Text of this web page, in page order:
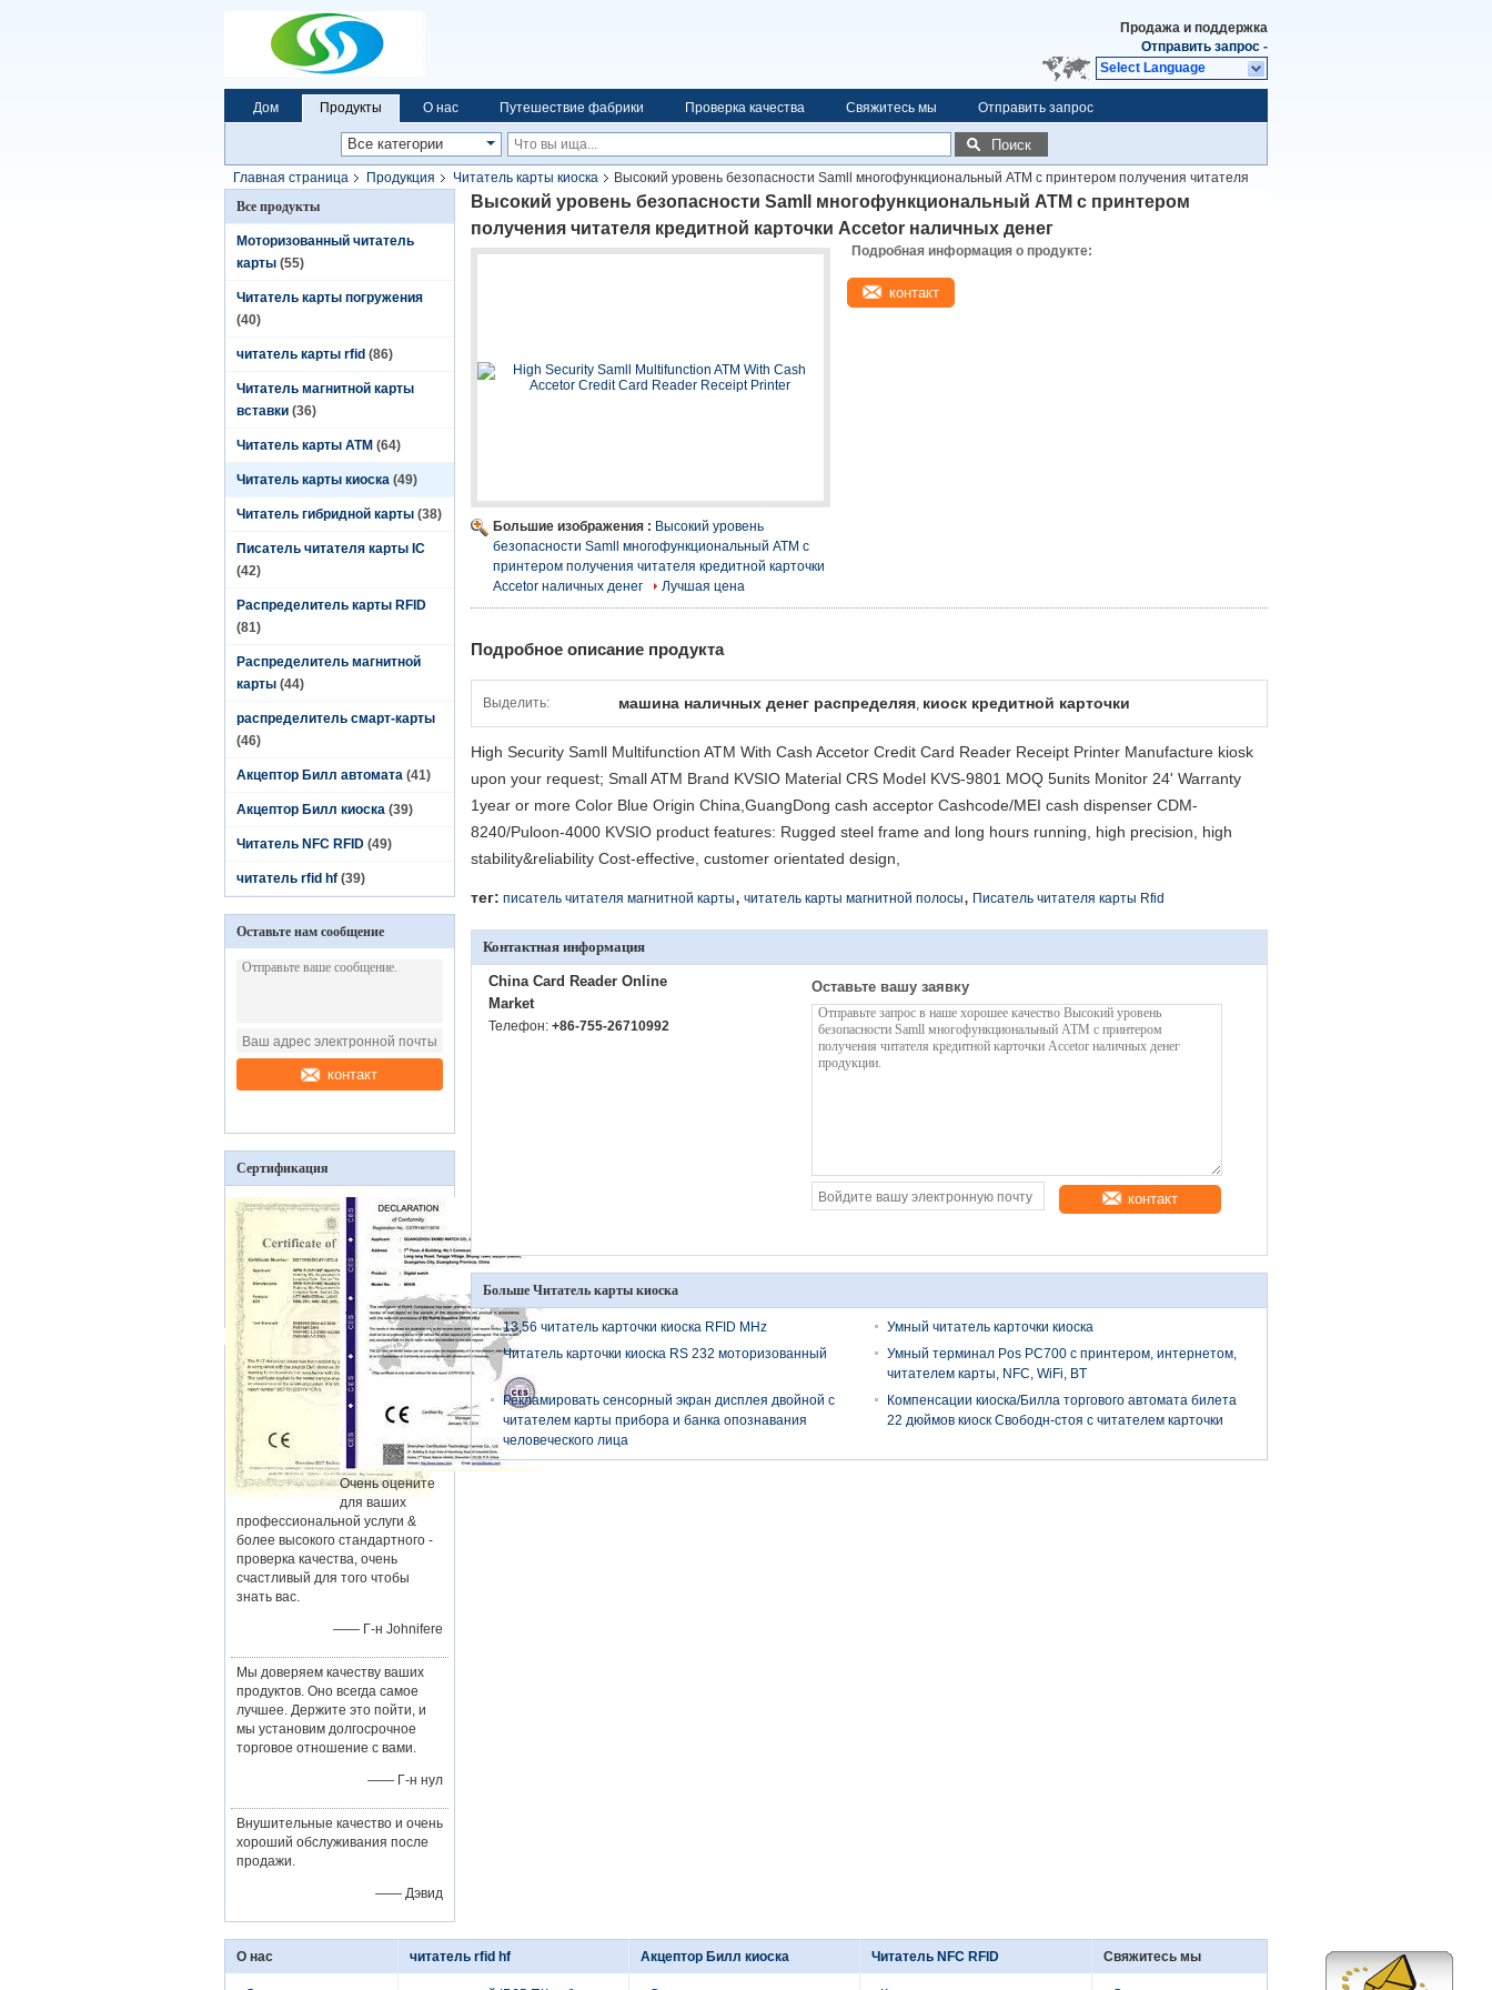
Продажа и поддержка
Отправить запрос -
Select Language
Дом Продукты О нас Путешествие фабрики Проверка качества Свяжитесь мы Отправить запрос
Поиск
Главная страница Продукция Читатель карты киоска
Высокий уровень безопасности Samll многофункциональный ATM с принтером получения читателя
кредитной карточки Accetor наличных денег
Все продукты
Моторизованный читатель
карты (55)
Читатель карты погружения
(40)
читатель карты rfid (86)
Читатель магнитной карты
вставки (36)
Читатель карты ATM (64)
Читатель карты киоска (49)
Читатель гибридной карты (38)
Писатель читателя карты IC
(42)
Распределитель карты RFID
(81)
Распределитель магнитной
карты (44)
распределитель смарт-карты
(46)
Акцептор Билл автомата (41)
Акцептор Билл киоска (39)
Читатель NFC RFID (49)
читатель rfid hf (39)
Оставьте нам сообщение
контакт
Сертификация
Очень оцените
для ваших
профессиональной услуги &
более высокого стандартного -
проверка качества, очень
счастливый для того чтобы
знать вас.
—— Г-н Johnifere
Мы доверяем качеству ваших
продуктов. Оно всегда самое
лучшее. Держите это пойти, и
мы установим долгосрочное
торговое отношение с вами.
—— Г-н нул
Внушительные качество и очень
хороший обслуживания после
продажи.
—— Дэвид
Высокий уровень безопасности Samll многофункциональный ATM с принтером
получения читателя кредитной карточки Accetor наличных денег
Большие изображения : Высокий уровень
безопасности Samll многофункциональный ATM с
принтером получения читателя кредитной карточки
Accetor наличных денег
Лучшая цена
Подробная информация о продукте:
контакт
Подробное описание продукта
Выделить: машина наличных денег распределяя, киоск кредитной карточки
High Security Samll Multifunction ATM With Cash Accetor Credit Card Reader Receipt Printer Manufacture kiosk
upon your request; Small ATM Brand KVSIO Material CRS Model KVS-9801 MOQ 5units Monitor 24' Warranty
1year or more Color Blue Origin China,GuangDong cash acceptor Cashcode/MEI cash dispenser CDM-
8240/Puloon-4000 KVSIO product features: Rugged steel frame and long hours running, high precision, high
stability&reliability Cost-effective, customer orientated design,
тег: писатель читателя магнитной карты, читатель карты магнитной полосы, Писатель читателя карты Rfid
Контактная информация
China Card Reader Online
Market
Телефон: +86-755-26710992
Оставьте вашу заявку
контакт
Больше Читатель карты киоска
13,56 читатель карточки киоска RFID MHz
Умный читатель карточки киоска
Читатель карточки киоска RS 232 моторизованный
Умный терминал Pos PC700 с принтером, интернетом,
читателем карты, NFC, WiFi, BT
Рекламировать сенсорный экран дисплея двойной с
читателем карты прибора и банка опознавания
человеческого лица
Компенсации киоска/Билла торгового автомата билета
22 дюймов киоск Свободн-стоя с читателем карточки
О нас читатель rfid hf Акцептор Билл киоска Читатель NFC RFID Свяжитесь мы